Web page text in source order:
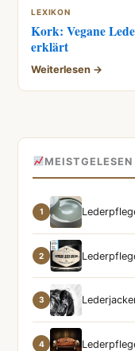
LEXIKON
Kork: Vegane
erklärt
Weiterlesen →
MEISTGELESEN
1
2
3
4